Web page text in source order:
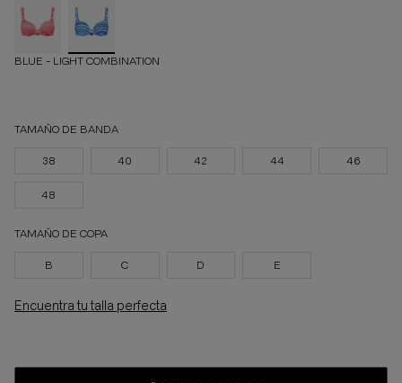
BLUE - LIGHT COMBINATION
TAMAÑO DE BANDA
38 40 42 44 46
48
TAMAÑO DE COPA
B C D E
Encuentra tu talla perfecta